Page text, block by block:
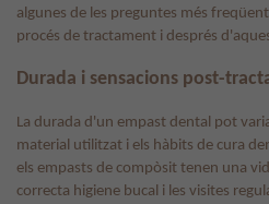
algunes de les preguntes més
procés de tractament i després
Durada i sensacions post-
La durada d'un empast dental pot
material utilitzat i els hàbits de cura
els empasts de compòsit tenen una
correcta higiene bucal i les visites